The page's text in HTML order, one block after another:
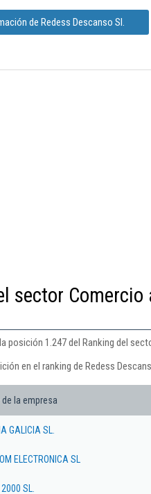
de Redess Descanso Sl.
sector
posición 1.247 del Ranking del
en el ranking de Redess
la empresa
GALICIA SL.
ELECTRONICA SL
SL.